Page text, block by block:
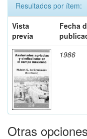
Resultados por ítem:
Vista
previa
Fecha
1986
Otras